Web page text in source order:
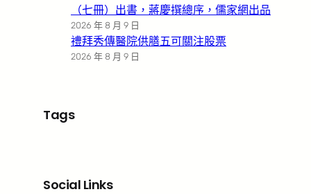
（七冊）出書，蔣慶撰總序，儒家網出品
2026 年 8 月 9 日
禮拜秀傳醫院供膳五可關注股票
2026 年 8 月 9 日
Tags
Social Links